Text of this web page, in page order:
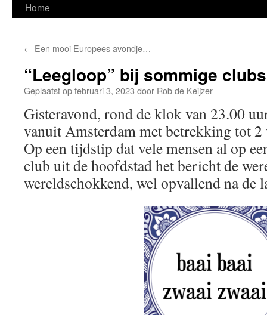
Home
← Een mooi Europees avondje…
“Leegloop” bij sommige
Geplaatst opfebruari 3, 2023 door Rob de Keijzer
Gisteravond, rond de klok van 23.00
vanuit Amsterdam met betrekking tot 2
Op een tijdstip dat vele mensen al op
club uit de hoofdstad het bericht de
wereldschokkend, wel opvallend na de